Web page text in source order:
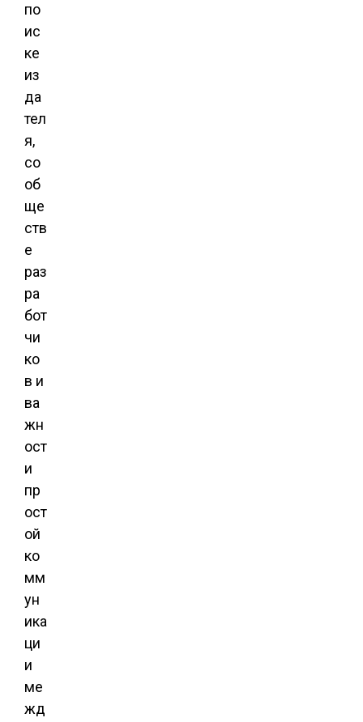
по
ис
ке
из
да
тел
я,
со
об
ще
ств
е
раз
ра
бот
чи
ко
в и
ва
жн
ост
и
пр
ост
ой
ко
мм
ун
ика
ци
и
ме
жд